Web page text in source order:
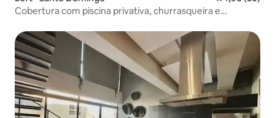
Cobertura com piscina privativa, churrasqueira e